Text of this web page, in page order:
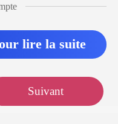
lire la suite
Suivant